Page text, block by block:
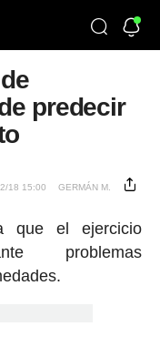
predecir
18 15:00 GERMÁN M.
que el ejercicio
problemas